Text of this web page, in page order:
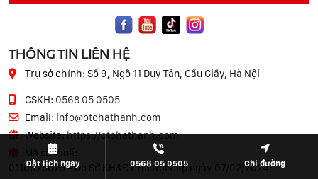
THÔNG TIN LIÊN HỆ
Trụ sở chính: Số 9, Ngõ 11 Duy Tân, Cầu Giấy, Hà Nội
CSKH: 0568 05 0505
Email: info@otohathanh.com
Website:https://otohathanh.com
Mã số thuế:
0110625029 - Do Sở KH&ĐT Hà Nội Cấp ngày 07/02/2024
Đặt lịch ngay 0568 05 0505 Chỉ đường